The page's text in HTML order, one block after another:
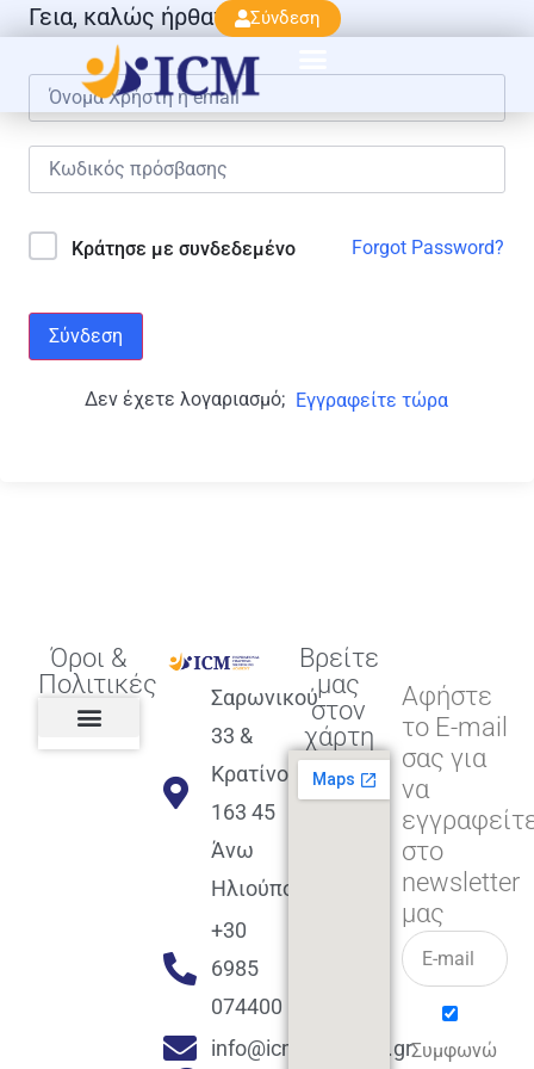
Σύνδεση
Γεια, καλώς ήρθατε πάλι!
Κράτησε με συνδεδεμένο Forgot Password?
Σύνδεση
Δεν έχετε λογαριασμό; Εγγραφείτε τώρα
Όροι &
Πολιτικές
Σαρωνικού
33 &
Κρατίνου
163 45
Άνω
Ηλιούπολη
+30
6985
074400
info@icmacademy.gr
Βρείτε
μας
στον
χάρτη
Αφήστε
το E-mail
σας για
να
στο
newsletter
μας
Συμφωνώ